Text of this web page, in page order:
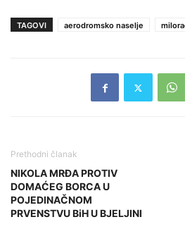
TAGOVI aerodromsko naselje
Prethodni članak
NIKOLA MRĐA PROTIV
DOMAĆEG BORCA U
POJEDINAČNOM
PRVENSTVU BiH U BJELJINI